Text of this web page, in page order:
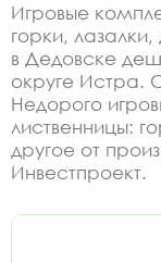
Игровые
горки,
в Дедовске
округе Истра.
Недорого
лиственницы:
другое от
Инвестпроект.